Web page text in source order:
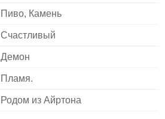
Пиво, Камень
Счастливый
Демон
Пламя.
Родом из Айртона